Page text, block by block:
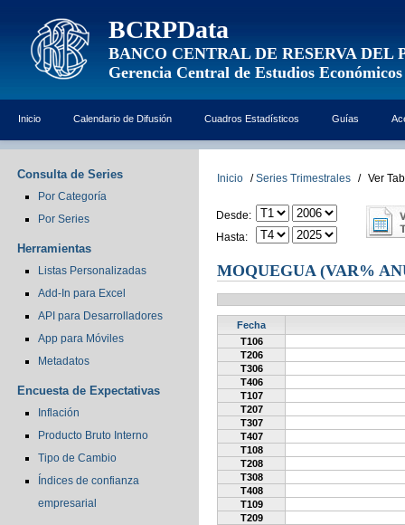
BCRPData
BANCO CENTRAL DE RESERVA DEL
Gerencia Central de Estudios Económicos
Inicio Calendario de Difusión Cuadros Estadísticos Guías
Consulta de Series
Por Categoría
Por Series
Herramientas
Listas Personalizadas
Add-In para Excel
API para Desarrolladores
App para Móviles
Metadatos
Encuesta de Expectativas
Inflación
Producto Bruto Interno
Tipo de Cambio
Índices de confianza
empresarial
Inicio / Series Trimestrales / Ver
Desde:
Hasta:
MOQUEGUA (VAR%
Fecha
T106
T206
T306
T406
T107
T207
T307
T407
T108
T208
T308
T408
T109
T209